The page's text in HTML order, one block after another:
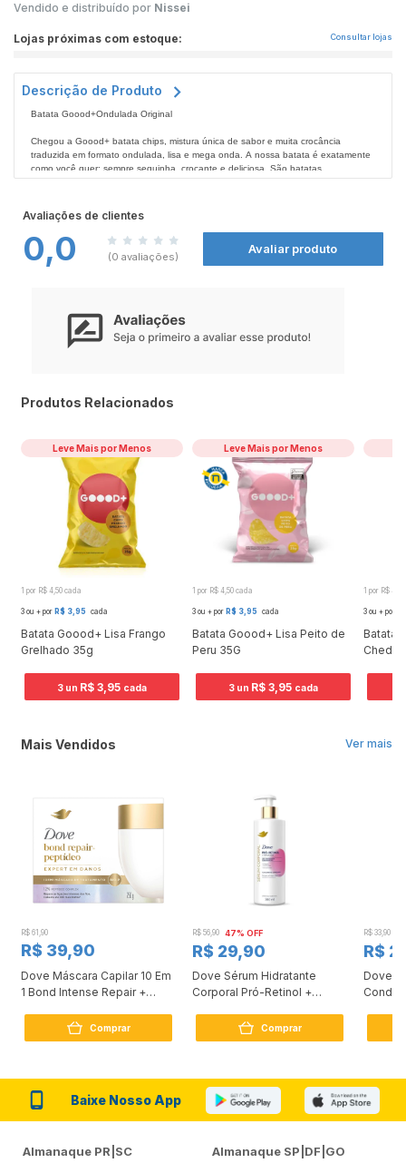
Vendido e distribuído por Nissei
Lojas próximas com estoque: Consultar lojas
Descrição de Produto
Batata Goood+Ondulada Original
Chegou a Goood+ batata chips, mistura única de sabor e muita crocância
traduzida em formato ondulada, lisa e mega onda. A nossa batata é exatamente
como você quer: sempre sequinha, crocante e deliciosa. São batatas
selecionadas, com o sabor Natural em forma de batata ondulada. Não deixe de
Ninguém resiste, experimente esse sabor com a qualidade Goood+
Avaliações de clientes
0,0 (0 avaliações)
Avaliar produto
Produtos Relacionados
Leve Mais por Menos
1 por R$ 4,50 cada
3 ou + por R$ 3,95 cada
Batata Goood+ Lisa Frango
Grelhado 35g
3 un R$ 3,95 cada
Leve Mais por Menos
1 por R$ 4,50 cada
3 ou + por R$ 3,95 cada
Batata Goood+ Lisa Peito de
Peru 35G
3 un R$ 3,95 cada
1 por R$
3 ou + por
Batata
Ver mais
Mais Vendidos
R$ 61,90
R$ 39,90
Dove Máscara Capilar 10 Em
1 Bond Intense Repair +
Comprar
R$ 56,90 47% OFF
R$ 29,90
Dove Sérum Hidratante
Corporal Pró-Retinol +
Comprar
R$ 33,90
R$
Dove
Baixe Nosso App
Almanaque PR|SC Almanaque SP|DF|GO